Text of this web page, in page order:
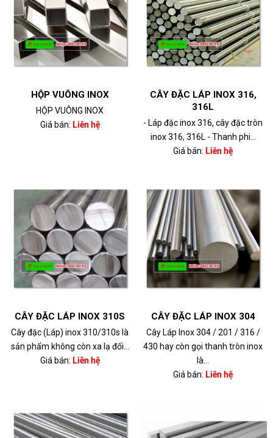
HỘP VUÔNG INOX
HỘP VUÔNG INOX
Giá bán: Liên hệ
CÂY ĐẶC LÁP INOX 316,
316L
- Láp đặc inox 316, cây đặc tròn
inox 316, 316L - Thanh phi...
Giá bán: Liên hệ
CÂY ĐẶC LÁP INOX 310S
Cây đặc (Láp) inox 310/310s là
sản phẩm không còn xa lạ đối...
Giá bán: Liên hệ
CÂY ĐẶC LÁP INOX 304
Cây Láp Inox 304 / 201 / 316 /
430 hay còn gọi thanh tròn inox
là...
Giá bán: Liên hệ